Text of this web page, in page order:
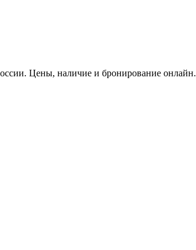
Цены, наличие и бронирование онлайн.